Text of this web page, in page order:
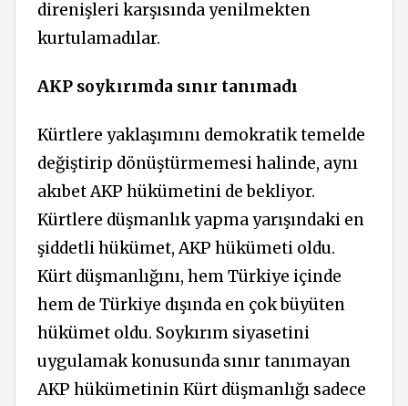
direnişleri karşısında yenilmekten
kurtulamadılar.
AKP soykırımda sınır tanımadı
Kürtlere yaklaşımını demokratik temelde
değiştirip dönüştürmemesi halinde, aynı
akıbet AKP hükümetini de bekliyor.
Kürtlere düşmanlık yapma yarışındaki en
şiddetli hükümet, AKP hükümeti oldu.
Kürt düşmanlığını, hem Türkiye içinde
hem de Türkiye dışında en çok büyüten
hükümet oldu. Soykırım siyasetini
uygulamak konusunda sınır tanımayan
AKP hükümetinin Kürt düşmanlığı sadece